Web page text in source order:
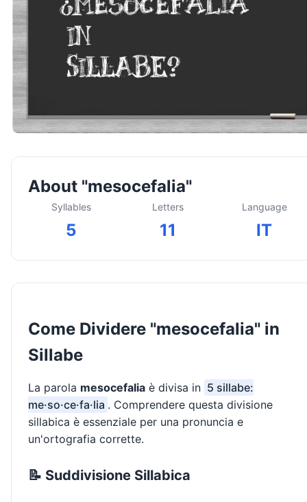
About "mesocefalia"
Syllables
5
Letters
11
Language
IT
Come Dividere "mesocefalia" in
Sillabe
La parola mesocefalia è divisa in 5 sillabe:
me·so·ce·fa·lia . Comprendere questa divisione
sillabica è essenziale per una pronuncia e
un'ortografia corrette.
📝 Suddivisione Sillabica